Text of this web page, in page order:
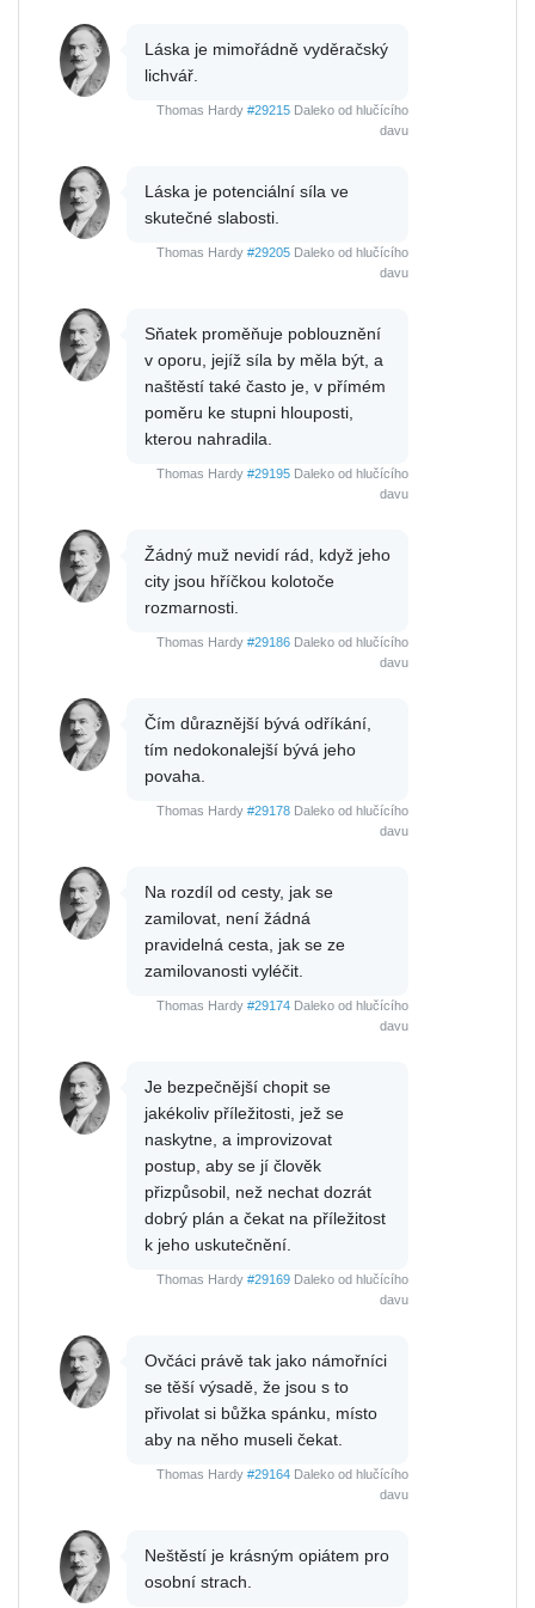
Láska je mimořádně vyděračský
lichvář.
Thomas Hardy #29215 Daleko od hlučícího
davu
Láska je potenciální síla ve
skutečné slabosti.
Thomas Hardy #29205 Daleko od hlučícího
davu
Sňatek proměňuje poblouznění
v oporu, jejíž síla by měla být, a
naštěstí také často je, v přímém
poměru ke stupni hlouposti,
kterou nahradila.
Thomas Hardy #29195 Daleko od hlučícího
davu
Žádný muž nevidí rád, když jeho
city jsou hříčkou kolotoče
rozmarnosti.
Thomas Hardy #29186 Daleko od hlučícího
davu
Čím důraznější bývá odříkání,
tím nedokonalejší bývá jeho
povaha.
Thomas Hardy #29178 Daleko od hlučícího
davu
Na rozdíl od cesty, jak se
zamilovat, není žádná
pravidelná cesta, jak se ze
zamilovanosti vyléčit.
Thomas Hardy #29174 Daleko od hlučícího
davu
Je bezpečnější chopit se
jakékoliv příležitosti, jež se
naskytne, a improvizovat
postup, aby se jí člověk
přizpůsobil, než nechat dozrát
dobrý plán a čekat na příležitost
k jeho uskutečnění.
Thomas Hardy #29169 Daleko od hlučícího
davu
Ovčáci právě tak jako námořníci
se těší výsadě, že jsou s to
přivolat si bůžka spánku, místo
aby na něho museli čekat.
Thomas Hardy #29164 Daleko od hlučícího
davu
Neštěstí je krásným opiátem pro
osobní strach.